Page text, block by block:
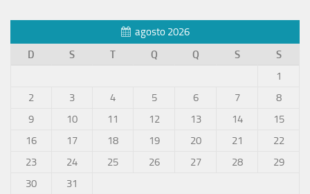
agosto 2026
D
S T Q Q S
S
1
2
3 4 5 6 7
8
9
10 11 12 13 14
15
16
17 18 19 20 21
22
23
24 25 26 27 28
29
30
31